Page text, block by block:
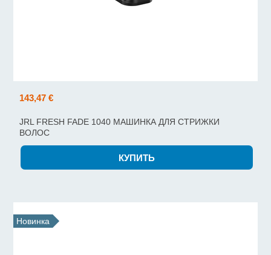
143,47 €
JRL FRESH FADE 1040 МАШИНКА ДЛЯ СТРИЖКИ
ВОЛОС
Новинка